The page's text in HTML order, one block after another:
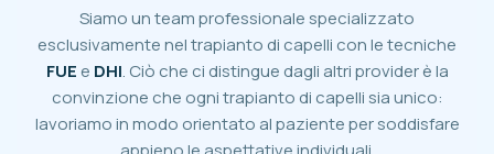
Siamo un team professionale specializzato
esclusivamente nel trapianto di capelli con le tecniche
FUE e DHI. Ciò che ci distingue dagli altri provider è la
convinzione che ogni trapianto di capelli sia unico:
lavoriamo in modo orientato al paziente per soddisfare